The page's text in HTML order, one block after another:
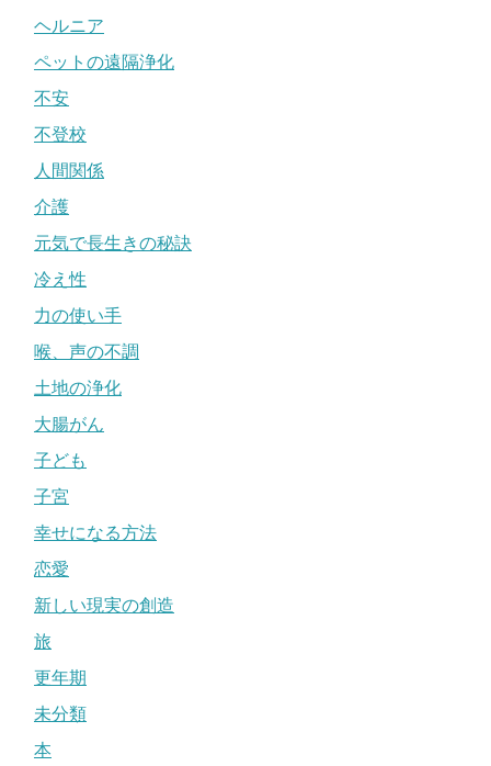
ヘルニア
ペットの遠隔浄化
不安
不登校
人間関係
介護
元気で長生きの秘訣
冷え性
力の使い手
喉、声の不調
土地の浄化
大腸がん
子ども
子宮
幸せになる方法
恋愛
新しい現実の創造
旅
更年期
未分類
本